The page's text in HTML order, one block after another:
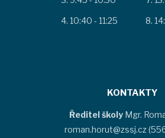
10:40 - 11:25
KONTAKTY
Ředitel školy Mgr.
roman.horut@zssj.cz